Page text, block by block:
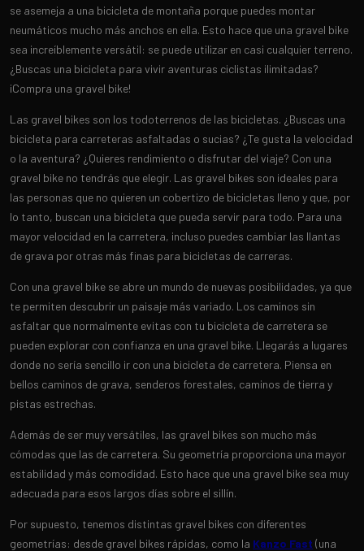
se asemeja a una bicicleta de montaña porque puedes montar
neumáticos mucho más anchos en ella. Esto hace que una gravel bike
sea increíblemente versátil: se puede utilizar en casi cualquier terreno.
¿Buscas una bicicleta para vivir aventuras ciclistas ilimitadas?
¡Compra una gravel bike!
Las gravel bikes son los todoterrenos de las bicicletas. ¿Buscas una
bicicleta para carreteras asfaltadas o sucias? ¿Te gusta la velocidad
o la aventura? ¿Quieres rendimiento o disfrutar del viaje? Con una
gravel bike no tendrás que elegir. Las gravel bikes son ideales para
las personas que no quieren un cobertizo de bicicletas lleno y que, por
lo tanto, buscan una bicicleta que pueda servir para todo. Para una
mayor velocidad en la carretera, incluso puedes cambiar las llantas
de grava por otras más finas para bicicletas de carreras.
Con una gravel bike se abre un mundo de nuevas posibilidades, ya que
te permiten descubrir un paisaje más variado. Los caminos sin
asfaltar que normalmente evitas con tu bicicleta de carretera se
pueden explorar con confianza en una gravel bike. Llegarás a lugares
donde no sería sencillo ir con una bicicleta de carretera. Piensa en
bellos caminos de grava, senderos forestales, caminos de tierra y
pistas estrechas.
Además de ser muy versátiles, las gravel bikes son mucho más
cómodas que las de carretera. Su geometría proporciona una mayor
estabilidad y más comodidad. Esto hace que una gravel bike sea muy
adecuada para esos largos días sobre el sillín.
Por supuesto, tenemos distintas gravel bikes con diferentes
geometrías: desde gravel bikes rápidas, como la Kanzo Fast (una